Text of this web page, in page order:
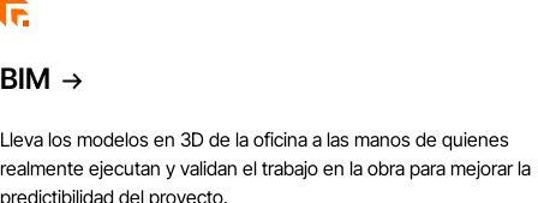
BIM
Lleva los modelos en 3D de la oficina a las manos de quienes
realmente ejecutan y validan el trabajo en la obra para mejorar la
predictibilidad del proyecto.